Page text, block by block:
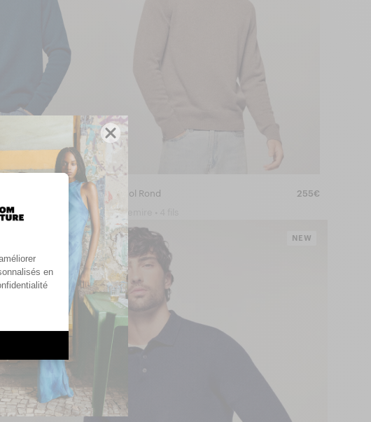
255€ Pull Col Rond 255€
Cachemire • 4 fils
NEW